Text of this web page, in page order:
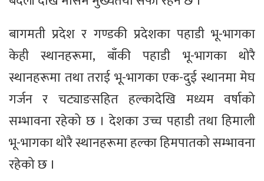
बागमती प्रदेश र गण्डकी प्रदेशका पहाडी भू-भागका
केही स्थानहरूमा, बाँकी पहाडी भू-भागका थोरै
स्थानहरूमा तथा तराई भू-भागका एक-दुई स्थानमा मेघ
गर्जन र चट्याङसहित हल्कादेखि मध्यम वर्षाको
सम्भावना रहेको छ । देशका उच्च पहाडी तथा हिमाली
भू-भागका थोरै स्थानहरूमा हल्का हिमपातको सम्भावना
रहेको छ ।